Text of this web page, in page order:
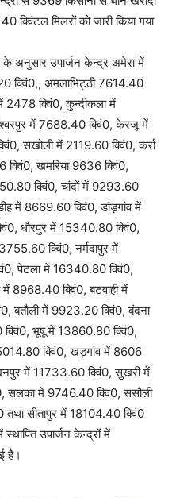
मिलरों को जारी किया गया
के अनुसार उपार्जन केन्द्र अमेरा में
क्विं0,, अमलाभिट्ठी 7614.40
2478 क्विं0, कुन्दीकला में
में 7688.40 क्विं0, केरजू में
सखोली में 2119.60 क्विं0, कर्रा
खमरिया 9636 क्विं0,
क्विं0, चांदों में 9293.60
में 8669.60 क्विं0, डांड़गांव में
धौरपुर में 15340.80 क्विं0,
क्विं0, नर्मदापुर में
पेटला में 16340.80 क्विं0,
8968.40 क्विं0, बटवाही में
बतौली में 9923.20 क्विं0, बंदना
भूषू में 13860.80 क्विं0,
क्विं0, खड़गांव में 8606
में 11733.60 क्विं0, सुखरी में
सलका में 9746.40 क्विं0, ससौली
सीतापुर में 18104.40 क्विं0
उपार्जन केन्द्रों में
है।